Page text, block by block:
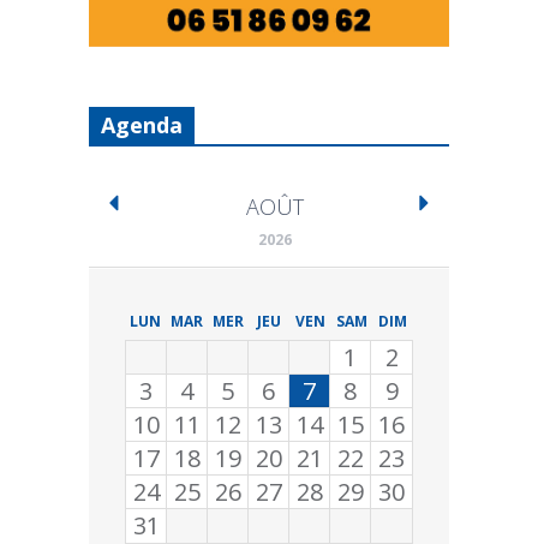
Agenda
AOÛT
2026
LUN MAR MER JEU VEN SAM DIM
1
2
3
4 5 6 7 8
9
10 11 12 13 14 15 16
17 18 19 20 21 22 23
24 25 26 27 28 29 30
31